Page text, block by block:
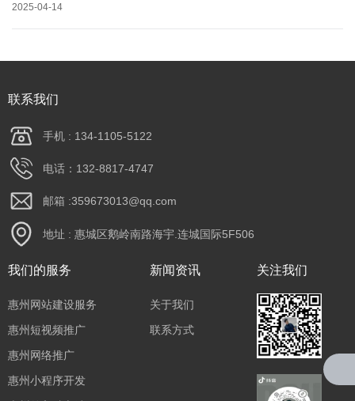
2025-04-14
联系我们
手机 : 134-1105-5122
电话：132-8817-4747
邮箱 :359673013@qq.com
地址 : 惠城区鹅岭南路海宇.连城国际5F506
我们的服务
惠州网站建设服务
惠州短视频推广
惠州网络推广
惠州小程序开发
新闻资讯
关于我们
联系方式
关注我们